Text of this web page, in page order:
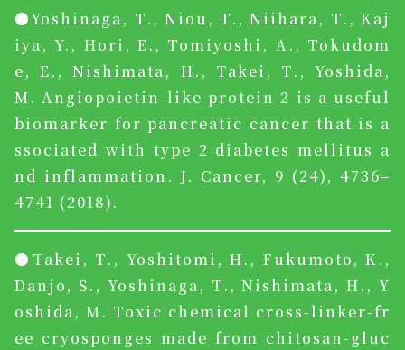
●Yoshinaga, T., Niou, T., Niihara, T., Kaj
iya, Y., Hori, E., Tomiyoshi, A., Tokudom
e, E., Nishimata, H., Takei, T., Yoshida,
M. Angiopoietin-like protein 2 is a useful
biomarker for pancreatic cancer that is a
ssociated with type 2 diabetes mellitus a
nd inflammation. J. Cancer, 9 (24), 4736–
4741 (2018).
●Takei, T., Yoshitomi, H., Fukumoto, K.,
Danjo, S., Yoshinaga, T., Nishimata, H., Y
oshida, M. Toxic chemical cross-linker-fr
ee cryosponges made from chitosan-gluc